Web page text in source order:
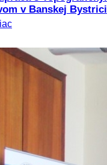
v Banskej Bystrici